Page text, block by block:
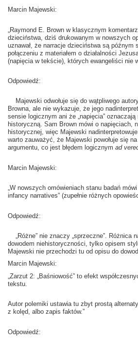
Marcin Majewski:
„Raymond E. Brown w klasycznym
dzieciństwa, dziś drukowanym w nowszych
uznawał, że narracje dzieciństwa są późnym
połączeniu z materiałem o działalności
(napięcia w tekście), których ewangeliści nie
Odpowiedź:
Majewski odwołuje się do wątpliwego
Browna, ale nie wykazuje, że jego
sensie logicznym ani że „napięcia”
historyczną. Sam Brown mówi o napięciach,
historycznej, więc Majewski
warto zauważyć, że Majewski powołuje się
argumentu, co jest błędem logicznymad
Marcin Majewski:
„W nowszych omówieniach stanu badań
infancy narratives” (zupełnie różnych
Odpowiedź:
„Różne” nie znaczy „sprzeczne”. Różnica
dowodem niehistoryczności, tylko opisem
Majewski nie przechodzi tu od opisu do
Marcin Majewski:
„Zarzut 2: „Baśniowość” to efekt
tekstu.
Autor polemiki ustawia tu zbyt prostą
z kolęd, albo zapis faktów.”
Odpowiedź: